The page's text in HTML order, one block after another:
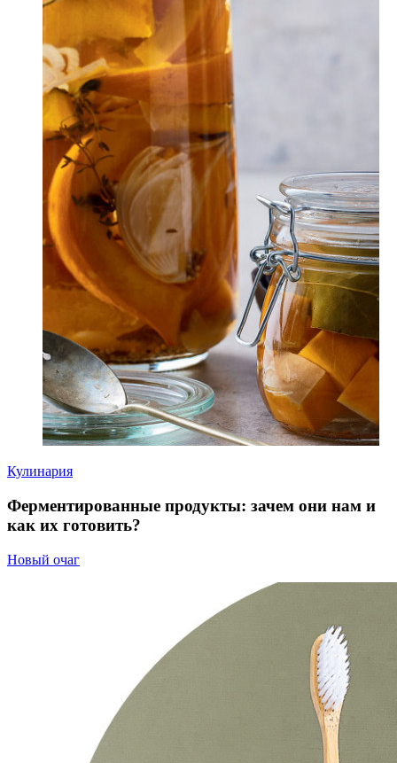
Кулинария
Ферментированные продукты: зачем они нам и
как их готовить?
Новый очаг